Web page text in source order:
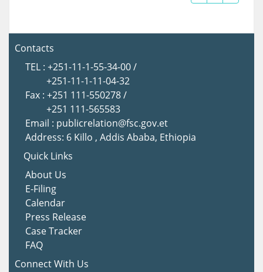
Contacts
TEL : +251-11-1-55-34-00 /
+251-11-1-11-04-32
Fax : +251 111-550278 /
+251 111-565583
Email : publicrelation@fsc.gov.et
Address: 6 Killo , Addis Ababa, Ethiopia
Quick Links
About Us
E-Filing
Calendar
Press Release
Case Tracker
FAQ
Connect With Us